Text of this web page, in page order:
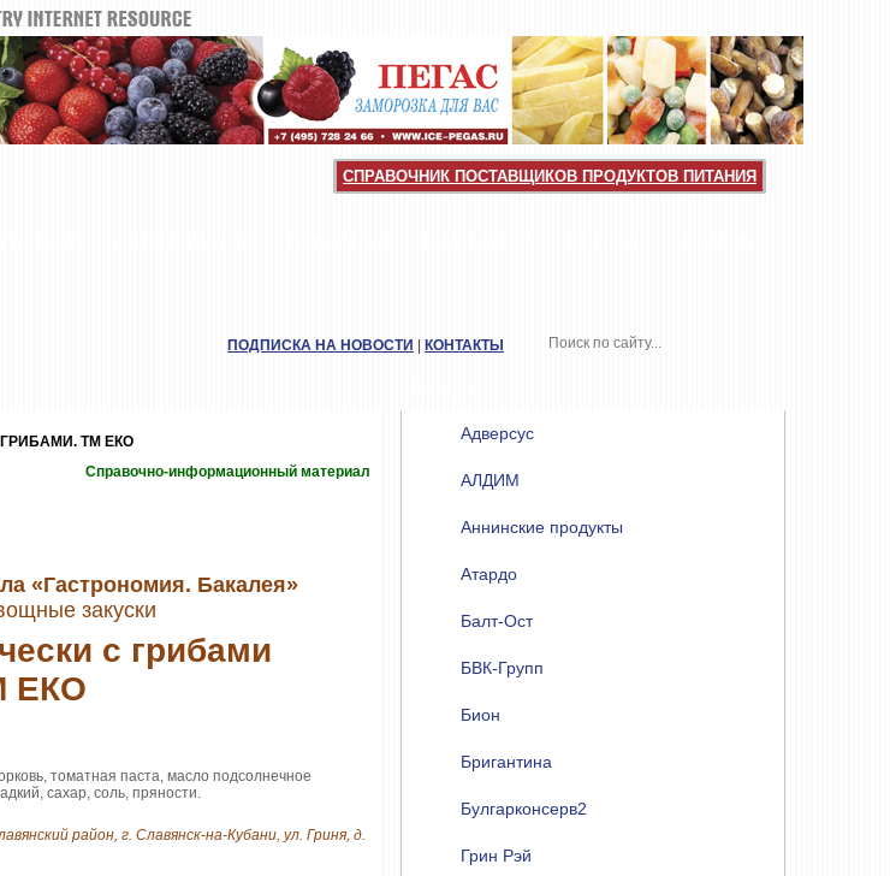
СПРАВОЧНИК ПОСТАВЩИКОВ ПРОДУКТОВ ПИТАНИЯ
Адверсус
АЛДИМ
Аннинские продукты
Атардо
Балт-Ост
БВК-Групп
Бион
Бригантина
Булгарконсерв2
Грин Рэй
ПОДПИСКА НА НОВОСТИ КОНТАКТЫ
ТМ ЕКО
Справочно-информационный материал
«Гастрономия. Бакалея»
закуски
с грибами
ЕКО
томатная паста, масло подсолнечное
сахар, соль, пряности.
район, г. Славянск-на-Кубани, ул. Гриня, д.